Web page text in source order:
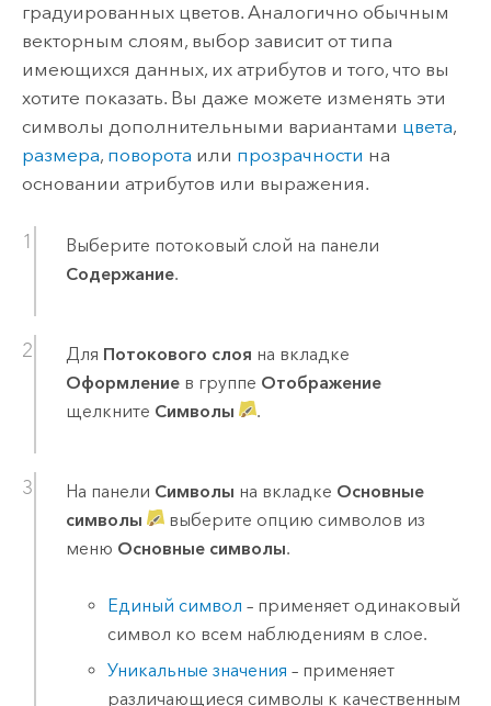
градуированных цветов. Аналогично обычным
векторным слоям, выбор зависит от типа
имеющихся данных, их атрибутов и того, что вы
хотите показать. Вы даже можете изменять эти
символы дополнительными вариантами цвета,
размера, поворота или прозрачности на
основании атрибутов или выражения.
Выберите потоковый слой на панели
Содержание.
Для Потокового слоя на вкладке
Оформлениев группе Отображение
щелкните Символы .
На панели Символы на вкладке Основные
символы
выберите опцию символов из
меню Основные символы.
Единый символ – применяет одинаковый
символ ко всем наблюдениям в слое.
Уникальные значения – применяет
различающиеся символы к качественным